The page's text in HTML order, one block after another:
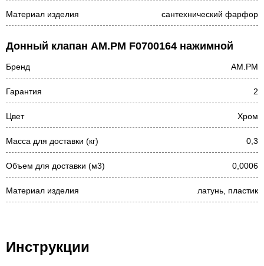
Материал изделия сантехнический фарфор
Донный клапан AM.PM F0700164 нажимной
Бренд AM.PM
Гарантия 2
Цвет Хром
Масса для доставки (кг) 0,3
Объем для доставки (м3) 0,0006
Материал изделия латунь, пластик
Инструкции